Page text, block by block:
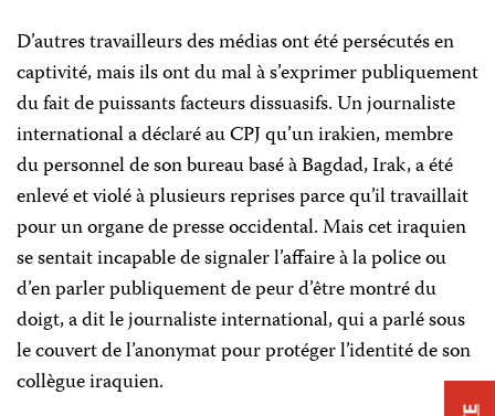
D’autres travailleurs des médias ont été persécutés en
captivité, mais ils ont du mal à s’exprimer publiquement
du fait de puissants facteurs dissuasifs. Un journaliste
international a déclaré au CPJ qu’un irakien, membre
du personnel de son bureau basé à Bagdad, Irak, a été
enlevé et violé à plusieurs reprises parce qu’il travaillait
pour un organe de presse occidental. Mais cet iraquien
se sentait incapable de signaler l’affaire à la police ou
d’en parler publiquement de peur d’être montré du
doigt, a dit le journaliste international, qui a parlé sous
le couvert de l’anonymat pour protéger l’identité de son
collègue iraquien.